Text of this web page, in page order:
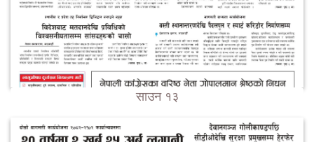
साउन १३